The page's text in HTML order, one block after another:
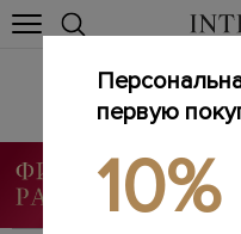
Главная / Мужчинам
первую
10%